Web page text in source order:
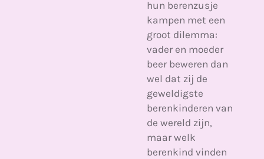
hun berenzusje
kampen met een
groot dilemma:
vader en moeder
beer beweren dan
wel dat zij de
geweldigste
berenkinderen van
de wereld zijn,
maar welk
berenkind vinden